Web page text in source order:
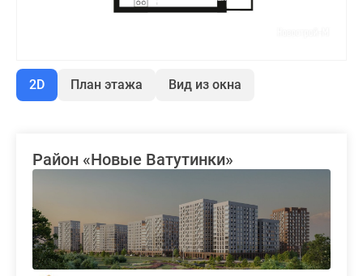
2D План этажа Вид из окна
Район «Новые Ватутинки»